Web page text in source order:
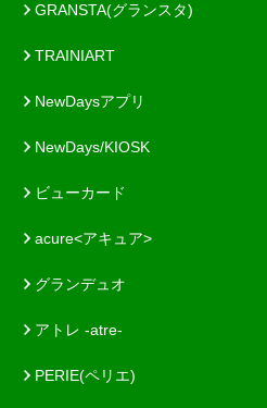
GRANSTA(グランスタ)
TRAINIART
NewDaysアプリ
NewDays/KIOSK
ビューカード
acure<アキュア>
グランデュオ
アトレ -atre-
PERIE(ペリエ)